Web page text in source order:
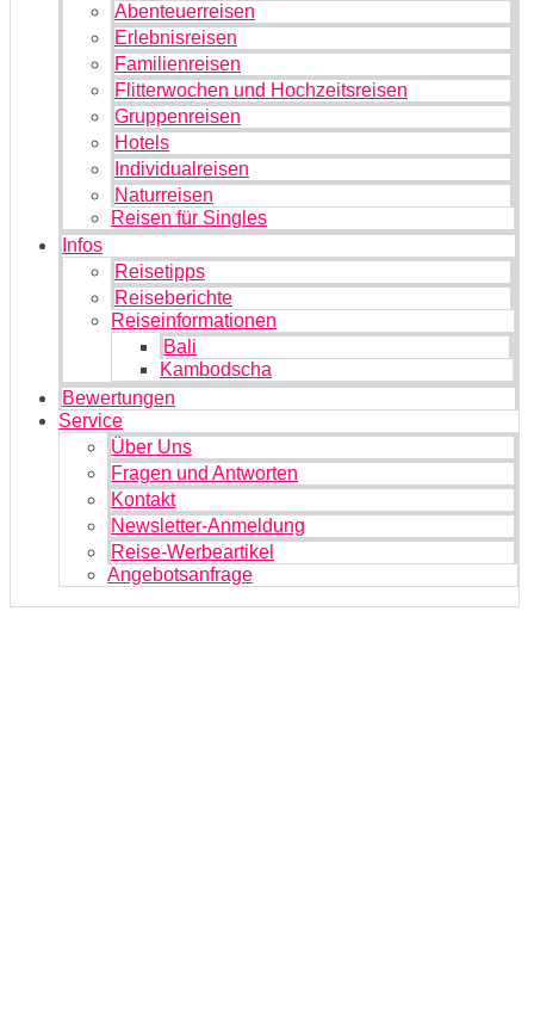
Abenteuerreisen
Erlebnisreisen
Familienreisen
Flitterwochen und Hochzeitsreisen
Gruppenreisen
Hotels
Individualreisen
Naturreisen
Reisen für Singles
Infos
Reisetipps
Reiseberichte
Reiseinformationen
Bali
Kambodscha
Bewertungen
Service
Über Uns
Fragen und Antworten
Kontakt
Newsletter-Anmeldung
Reise-Werbeartikel
Angebotsanfrage